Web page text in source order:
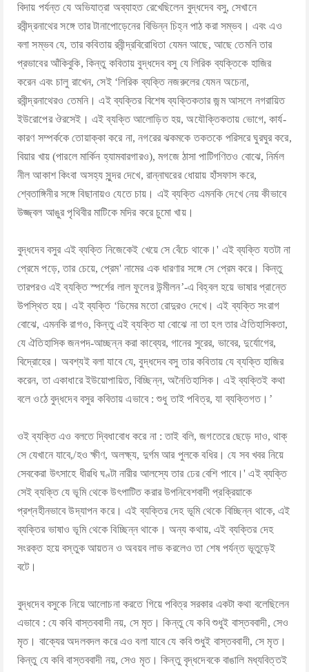
বিদায় পর্যন্ত যে অভিযাত্রা অব্যাহত রেখেছিলেন বুদ্ধদেব বসু, সেখানে
রবীন্দ্রনাথের সঙ্গে তার টানাপোড়েনের বিভিন্ন চিহ্ন পাঠ করা সম্ভব। এবং এও
বলা সম্ভব যে, তার কবিতায় রবীন্দ্রবিরোধিতা যেমন আছে, আছে তেমনি তার
প্রভাবের আঁকিবুকি, কিন্তু কবিতায় বুদ্ধদেব বসু যে লিরিক ব্যক্তিকে হাজির
করেন এবং চালু রাখেন, সেই ‘লিরিক ব্যক্তি নজরুলের যেমন অচেনা,
রবীন্দ্রনাথেরও তেমনি। এই ব্যক্তির বিশেষ ব্যক্তিকতার জন্ম আসলে নগরায়িত
ইউরোপের ঔরসেই। এই ব্যক্তি আলোড়িত হয়, অযৌক্তিকতায় ভােগে, কার্য-
কারণ সম্পর্ককে তোয়াক্কা করে না, নগরের ঝকমকে তকতকে পরিসরে ঘুরঘুর করে,
বিয়ার খায় (পারলে মার্কিন হ্যামবারগারও), মগজে ঠাসা পাটিগণিতও বোঝে, নির্মল
নীল আকাশ কিংবা অসহ্য সুন্দর দেখে, রান্নাঘরের ধােয়ায় হাঁসফাস করে,
শ্বেতাঙ্গিনীর সঙ্গে বিছানায়ও যেতে চায়। এই ব্যক্তি এমনকি দেখে নেয় কীভাবে
উজ্জ্বল আঙুর পৃথিবীর মাটিকে মদির করে চুমো খায়।
বুদ্ধদেব বসুর এই ব্যক্তি নিজেকেই খেয়ে সে বেঁচে থাকে।' এই ব্যক্তি যতটা না
প্রেমে পড়ে, তার চেয়ে, প্রেম' নামের এক ধারণার সঙ্গে সে প্রেম করে। কিন্তু
তারপরও এই ব্যক্তি স্পর্শের লাল ফুলের উন্মীলন’-এ বিহ্বল হয়ে ভাষার প্রান্তে
উপস্থিত হয়। এই ব্যক্তি ‘ডিমের মতো রোদুরও দেখে। এই ব্যক্তি সংরাগ
বোঝে, এমনকি রাগও, কিন্তু এই ব্যক্তি যা বোঝে না তা হল তার ঐতিহাসিকতা,
যে ঐতিহাসিক জনপদ-আচ্ছন্ন করা কাব্যের, গানের সুরের, ভাবের, দুর্যোগের,
বিদ্রোহের। অবশ্যই বলা যাবে যে, বুদ্ধদেব বসু তার কবিতায় যে ব্যক্তি হাজির
করেন, তা একাধারে ইউয়োপায়িত, বিচ্ছিন্ন, অনৈতিহাসিক। এই ব্যক্তিই কথা
বলে ওঠে বুদ্ধদেব বসুর কবিতায় এভাবে : শুধু তাই পবিত্র, যা ব্যক্তিগত।’
ওই ব্যক্তি এও বলতে দ্বিধাবোধ করে না : তাই বলি, জগতেরে ছেড়ে দাও, থাক্‌
সে যেখানে যাবে,/হও ক্ষীণ, অলক্ষ্য, দুর্গম আর পুলকে বধির। যে সব খবর নিয়ে
সেবকেরা উৎসাহে ধীৱধি ঘণ্টা নারীর আলস্যে তার ঢের বেশি পাবে।' এই ব্যক্তি
সেই ব্যক্তি যে ভূমি থেকে উৎপাটিত করার উপনিবেশবাদী প্রক্রিয়াকে
প্রশ্নহীনভাবে উদ্যাপন করে। এই ব্যক্তির দেহ ভূমি থেকে বিচ্ছিন্ন থাকে, এই
ব্যক্তির ভাষাও ভূমি থেকে বিচ্ছিন্ন থাকে। অন্য কথায়, এই ব্যক্তির দেহ
সংরক্ত হয়ে বস্তুক আয়তন ও অবয়ব লাভ করলেও তা শেষ পর্যন্ত ভূতুড়েই
বটে।
বুদ্ধদেব বসুকে নিয়ে আলোচনা করতে গিয়ে পবিত্র সরকার একটা কথা বলেছিলেন
এভাবে : যে কবি বাস্তববাদী নয়, সে মৃত। কিন্তু যে কবি শুধুই বাস্তববাদী, সেও
মৃত। বাক্যের অদলবদল করে এও বলা যাবে যে কবি শুধুই বাস্তববাদী, সে মৃত।
কিন্তু যে কবি বাস্তববাদী নয়, সেও মৃত। কিন্তু বৃদ্ধদেবকে বাঙালি মধ্যবিত্তই